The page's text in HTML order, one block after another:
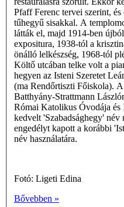
Pfaff Ferenc tervei szerint,
tűhegyű sisakkal. A
látták el, majd 1914-ben
expositura, 1938-tól a
önálló lelkészség, 1968-tól
Költő utcában telke volt a
hegyen az Isteni Szeretet
(ma Rendőrtiszti Főiskola).
Batthyány-Strattmann
Római Katolikus Óvodája és
kedvelt 'Szabadsághegy' név
engedélyt kapott a korábbi
név használatára.
Fotó: Ligeti Edina
Bővebben »